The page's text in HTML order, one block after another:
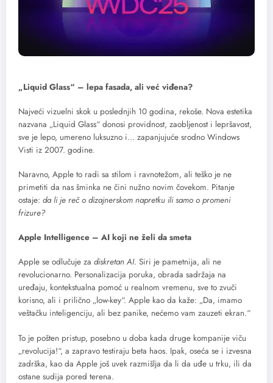
„Liquid Glass“ – lepa fasada, ali već viđena?
Najveći vizuelni skok u poslednjih 10 godina, rekoše. Nova estetika
nazvana „Liquid Glass“ donosi providnost, zaobljenost i lepršavost,
sve je lepo, umereno luksuzno i… zapanjujuće srodno Windows
Visti iz 2007. godine.
Naravno, Apple to radi sa stilom i ravnotežom, ali teško je ne
primetiti da nas šminka ne čini nužno novim čovekom. Pitanje
ostaje: da li je reč o dizajnerskom napretku ili samo o promeni
frizure?
Apple Intelligence – AI koji ne želi da smeta
Apple se odlučuje za diskretan AI. Siri je pametnija, ali ne
revolucionarno. Personalizacija poruka, obrada sadržaja na
uređaju, kontekstualna pomoć u realnom vremenu, sve to zvuči
korisno, ali i prilično „low-key“. Apple kao da kaže: „Da, imamo
veštačku inteligenciju, ali bez panike, nećemo vam zauzeti ekran.“
To je pošten pristup, posebno u doba kada druge kompanije viču
„revolucija!“, a zapravo testiraju beta haos. Ipak, oseća se i izvesna
zadrška, kao da Apple još uvek razmišlja da li da uđe u trku, ili da
ostane sudija pored terena.